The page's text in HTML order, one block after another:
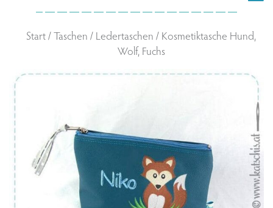
Start/Taschen / Ledertaschen / Kosmetiktasche Hund,
Wolf, Fuchs